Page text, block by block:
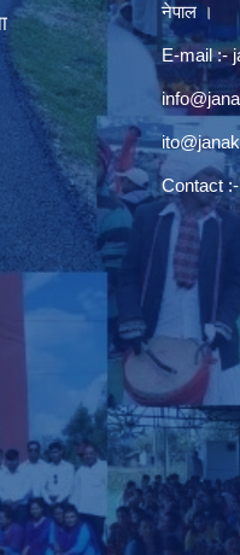
नेपाल ।
E-mail :-
Contact